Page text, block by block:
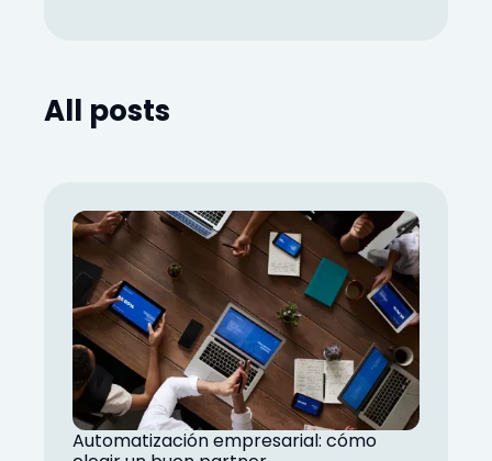
All posts
Automatización empresarial: cómo